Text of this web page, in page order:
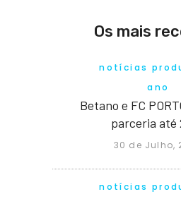
Os mais
notícias
ano
Betano e FC
parceria até
30 de Julho,
notícias